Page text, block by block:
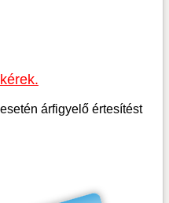
árfigyelő értesítést